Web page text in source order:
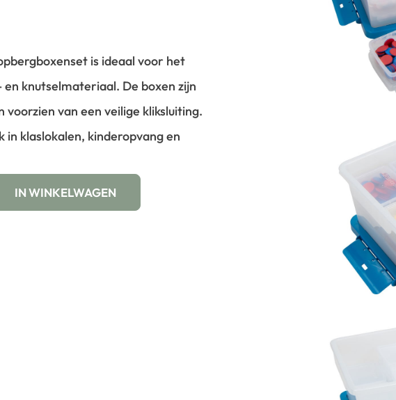
is ideaal voor het
knutselmateriaal. De boxen zijn
voorzien van een veilige kliksluiting.
klaslokalen, kinderopvang en
IN WINKELWAGEN